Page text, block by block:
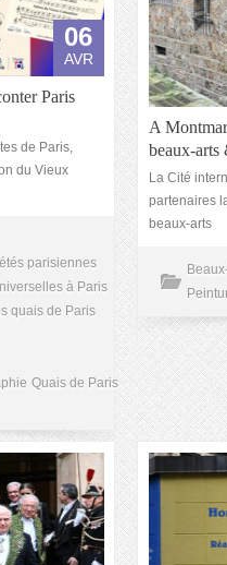
06
AVR
Paris
de Paris,
du Vieux
parisiennes
à Paris
quais de Paris
Quais de Paris
A
beaux-arts
La Cité
partenaires
beaux-arts